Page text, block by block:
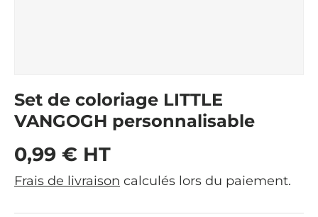
Set de coloriage LITTLE
VANGOGH personnalisable
Prix habituel
0,99 € HT
Frais de livraison calculés lors du paiement.